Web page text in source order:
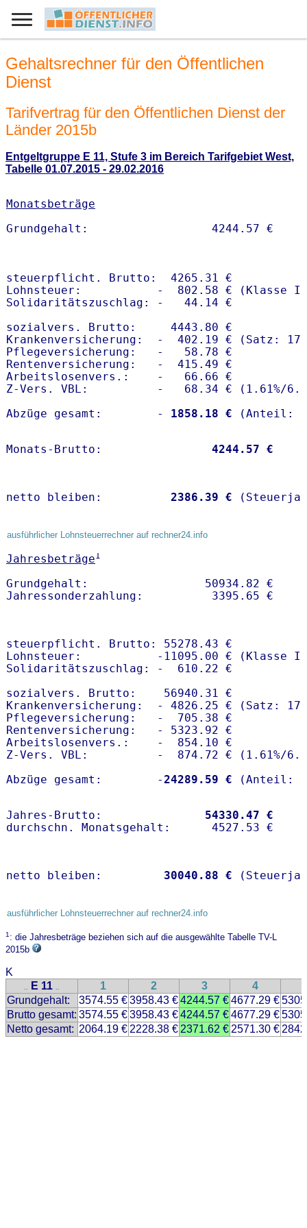
Gehaltsrechner für den Öffentlichen
Dienst
Tarifvertrag für den Öffentlichen Dienst der
Länder 2015b
Entgeltgruppe E 11, Stufe 3 im Bereich Tarifgebiet West,
Tabelle 01.07.2015 - 29.02.2016
Monatsbeträge
steuerpflicht. Brutto:  4265.31 €
Lohnsteuer:           -  802.58 € (Klasse I)
Solidaritätszuschlag: -   44.14 €
sozialvers. Brutto:     4443.80 €
Krankenversicherung:  -  402.19 € (Satz:
Pflegeversicherung:   -   58.78 €
Rentenversicherung:   -  415.49 €
Arbeitslosenvers.:    -   66.66 €
Z-Vers. VBL:          -   68.34 € ( 1.61%/
Abzüge gesamt:        -
1858.18 €
Monats-Brutto: 4244.57 €
netto bleiben: 2386.39 €
ausführlicher Lohnsteuerrechner auf rechner24.info
Jahresbeträge1
Grundgehalt:                 50934.82 €
steuerpflicht. Brutto: 55278.43 €
Lohnsteuer:           -11095.00 € (Klasse I)
Solidaritätszuschlag: -  610.22 €
sozialvers. Brutto:    56940.31 €
Krankenversicherung:  - 4826.25 € (Satz:
Pflegeversicherung:   -  705.38 €
Rentenversicherung:   - 5323.92 €
Arbeitslosenvers.:    -  854.10 €
Z-Vers. VBL:          -  874.72 € ( 1.61%/
Abzüge gesamt:        -24289.59 €
Jahres-Brutto: 54330.47 €
netto bleiben: 30040.88 €
ausführlicher Lohnsteuerrechner auf rechner24.info
1: die Jahresbeträge beziehen sich auf die ausgewählte Tabelle TV-L
2015b
K
.. E 11 .. 1 2 3 4
Grundgehalt:
3574.55 €3958.43 €4244.57 €4677.29 €
Brutto gesamt: 3574.55 €3958.43 €4244.57 €4677.29 €
Netto gesamt: 2064.19 € 2228.38 € 2371.62 € 2571.30 €